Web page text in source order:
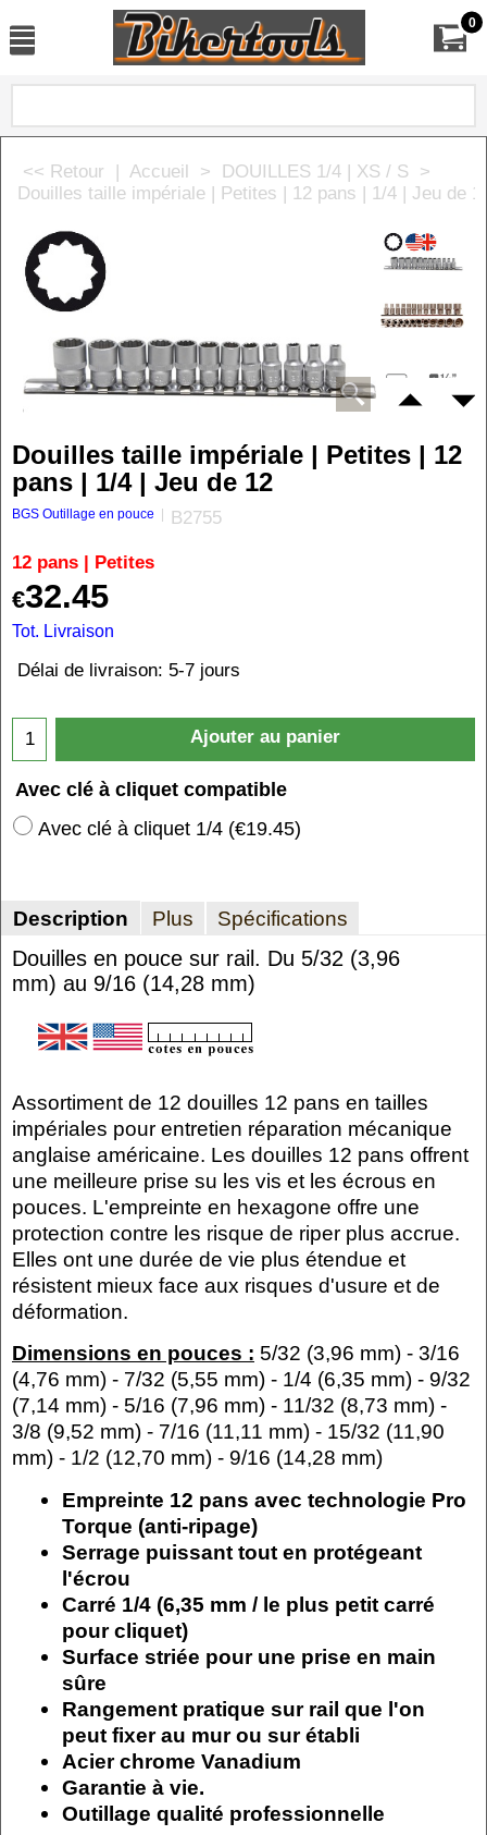
0
<< Retour | Accueil > DOUILLES 1/4 | XS / S >
Douilles taille impériale | Petites | 12 pans | 1/4 | Jeu de
Douilles taille impériale | Petites | 12
pans | 1/4 | Jeu de 12
BGS Outillage en pouce B2755
12 pans | Petites
€32.45
Tot. Livraison
Délai de livraison: 5-7 jours
Ajouter au panier
Avec clé à cliquet compatible
Avec clé à cliquet 1/4 (€19.45)
Description Plus Spécifications
Douilles en pouce sur rail. Du 5/32 (3,96
mm) au 9/16 (14,28 mm)
Assortiment de 12 douilles 12 pans en tailles
impériales pour entretien réparation mécanique
anglaise américaine. Les douilles 12 pans offrent
une meilleure prise su les vis et les écrous en
pouces. L'empreinte en hexagone offre une
protection contre les risque de riper plus accrue.
Elles ont une durée de vie plus étendue et
résistent mieux face aux risques d'usure et de
déformation.
Dimensions en pouces : 5/32 (3,96 mm) - 3/16
(4,76 mm) - 7/32 (5,55 mm) - 1/4 (6,35 mm) - 9/32
(7,14 mm) - 5/16 (7,96 mm) - 11/32 (8,73 mm) -
3/8 (9,52 mm) - 7/16 (11,11 mm) - 15/32 (11,90
mm) - 1/2 (12,70 mm) - 9/16 (14,28 mm)
Empreinte 12 pans avec technologie Pro
Torque (anti-ripage)
Serrage puissant tout en protégeant
l'écrou
Carré 1/4 (6,35 mm / le plus petit carré
pour cliquet)
Surface striée pour une prise en main
sûre
Rangement pratique sur rail que l'on
peut fixer au mur ou sur établi
Acier chrome Vanadium
Garantie à vie.
Outillage qualité professionnelle